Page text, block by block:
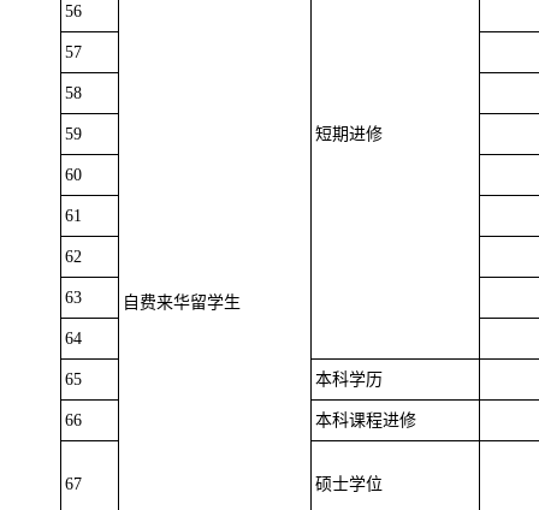
自费来华留学生
短期进修
56
57
58
59
60
61
62
63
64
65 本科学历
66 本科课程进修
67 硕士学位